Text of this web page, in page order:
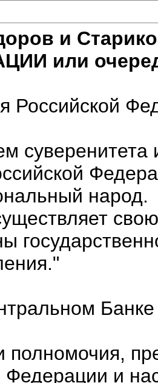
и
или
Российской
народ.
Банке
полномочия,
Федерации и